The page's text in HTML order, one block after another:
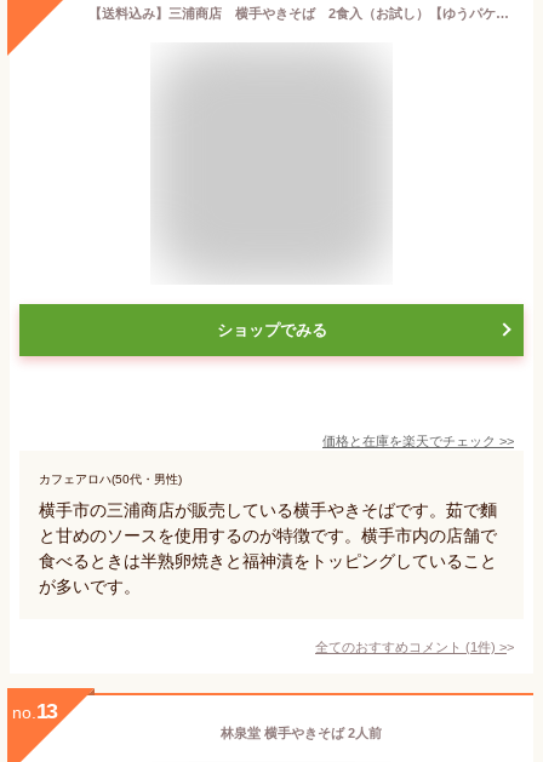
【送料込み】三浦商店 横手やきそば 2食入（お試し）【ゆうパケットでお届けいたします】産地直送 秋田県 秋田 横手市 B級グルメ ご当地焼きそば 横手名物 ご当地焼きそば 秋田名物 太麺 ソース焼きそば お取り寄せ ご当地グルメ 簡単調理
ショップでみる
価格と在庫を楽天でチェック >>
カフェアロハ(50代・男性)
横手市の三浦商店が販売している横手やきそばです。茹で麵
と甘めのソースを使用するのが特徴です。横手市内の店舗で
食べるときは半熟卵焼きと福神漬をトッピングしていること
が多いです。
全てのおすすめコメント (1件) >
no. 13
林泉堂 横手やきそば 2人前